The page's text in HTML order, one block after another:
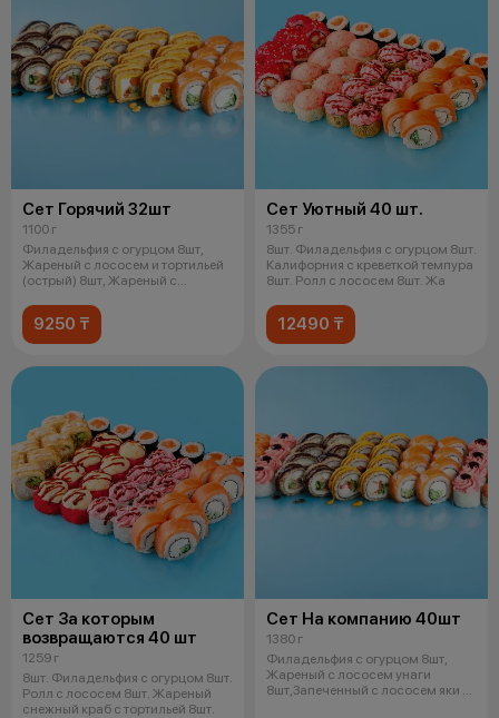
Сет Горячий 32шт
1100 г
Филадельфия с огурцом 8шт,
Жареный с лососем и тортильей
(острый) 8шт, Жареный с
9250 ₸
Сет Уютный 40 шт.
1355 г
8шт. Филадельфия с огурцом 8шт.
Калифорния с креветкой темпура
8шт. Ролл с лососем 8шт. Жа
12490 ₸
Сет За которым
возвращаются 40 шт
1259 г
8шт. Филадельфия с огурцом 8шт.
Ролл с лососем 8шт. Жареный
снежный краб с тортильей 8шт.
Сет На компанию 40шт
1380 г
Филадельфия с огурцом 8шт,
Жареный с лососем унаги
8шт,Запеченный с лососем яки и